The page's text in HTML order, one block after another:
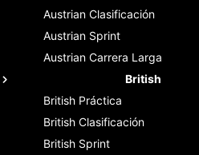
Austrian Clasificación
Austrian Sprint
Austrian Carrera Larga
British
British Práctica
British Clasificación
British Sprint